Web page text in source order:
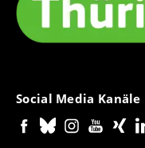
Social Media Kanäle